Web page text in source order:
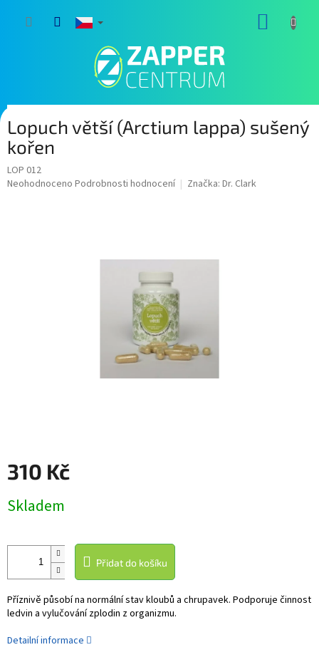
Lopuch větší (Arctium lappa) sušený
kořen
LOP 012
Průměrné
Neohodnoceno Podrobnosti hodnocení Značka: Dr. Clark
310 Kč
cena:
Skladem
Přidat do košíku
Příznivě působí na normální stav kloubů a chrupavek. Podporuje činnost
ledvin a vylučování zplodin z organizmu.
Detailní informace